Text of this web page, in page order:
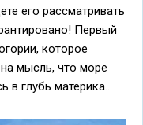
его рассматривать
Первый
которое
мысль, что море
в глубь материка...